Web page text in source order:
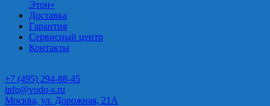
Этон»
Доставка
Гарантия
Сервисный центр
Контакты
+7 (495) 294-88-45
info@vodo-s.ru
Москва, ул. Дорожная, 21А